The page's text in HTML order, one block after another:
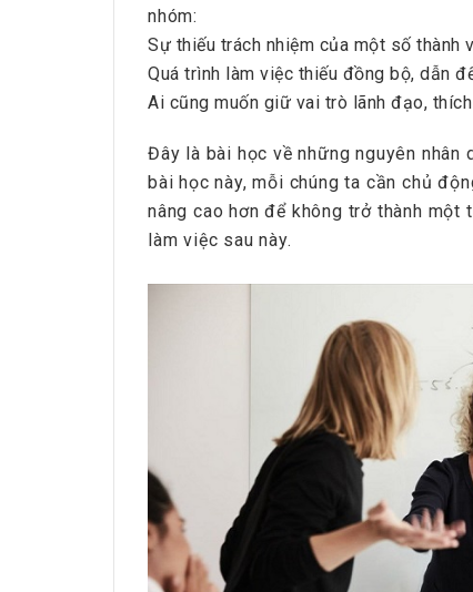
nhóm:
Sự thiếu trách nhiệm của một số thành
Quá trình làm việc thiếu đồng bộ, dẫn
Ai cũng muốn giữ vai trò lãnh đạo,
Đây là bài học về những nguyên
bài học này, mỗi chúng ta cần chủ
nâng cao hơn để không trở thành một
làm việc sau này.